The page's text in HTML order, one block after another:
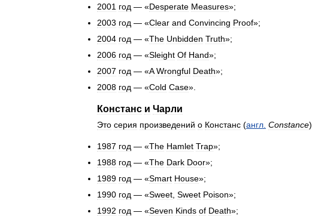
2001 год — «Desperate Measures»;
2003 год — «Clear and Convincing Proof»;
2004 год — «The Unbidden Truth»;
2006 год — «Sleight Of Hand»;
2007 год — «A Wrongful Death»;
2008 год — «Cold Case».
Констанс и Чарли
Это серия произведений о Констанс (англ Constance)
1987 год — «The Hamlet Trap»;
1988 год — «The Dark Door»;
1989 год — «Smart House»;
1990 год — «Sweet Sweet Poison»;
1992 год — «Seven Kinds of Death»;